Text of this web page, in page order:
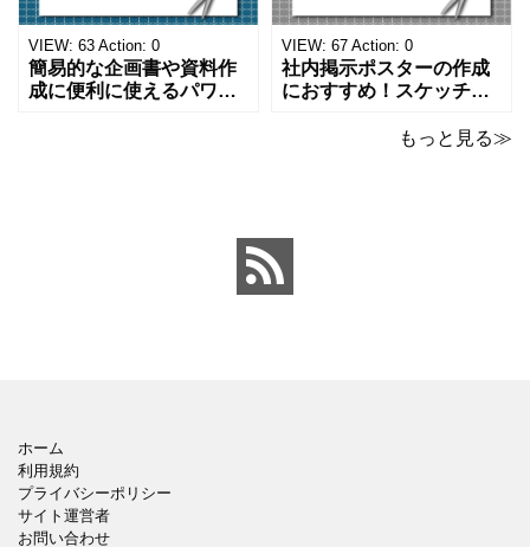
になります。 文房具好き
の方、掲示ポスターを作
成をされたい方におす
わいいデザインです。お
子さんが見てもテンショ
ンが上がるテンプレ
VIEW: 63 Action: 0
簡易的な企画書や資料作
成に便利に使えるパワー
VIEW: 67 Action: 0
社内掲示ポスターの作成
におすすめ！スケッチブ
なパワーポイントのテン
トにおすすめします。 ダ
ウンロードしてテキス
もっと見る≫
ホーム
利用規約
プライバシーポリシー
サイト運営者
お問い合わせ